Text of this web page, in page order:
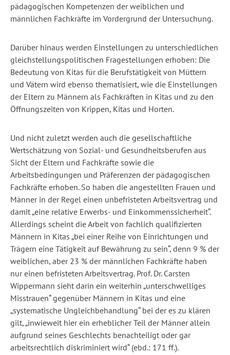
pädagogischen Kompetenzen der weiblichen und
männlichen Fachkräfte im Vordergrund der Untersuchung.
Darüber hinaus werden Einstellungen zu unterschiedlichen
gleichstellungspolitischen Fragestellungen erhoben: Die
Bedeutung von Kitas für die Berufstätigkeit von Müttern
und Vätern wird ebenso thematisiert, wie die Einstellungen
der Eltern zu Männern als Fachkräften in Kitas und zu den
Öffnungszeiten von Krippen, Kitas und Horten.
Und nicht zuletzt werden auch die gesellschaftliche
Wertschätzung von Sozial- und Gesundheitsberufen aus
Sicht der Eltern und Fachkräfte sowie die
Arbeitsbedingungen und Präferenzen der pädagogischen
Fachkräfte erhoben. So haben die angestellten Frauen und
Männer in der Regel einen unbefristeten Arbeitsvertrag und
damit „eine relative Erwerbs- und Einkommenssicherheit“.
Allerdings scheint die Arbeit von fachlich qualifizierten
Männern in Kitas „bei einer Reihe von Einrichtungen und
Trägern eine Tätigkeit auf Bewährung zu sein“, denn 9 % der
weiblichen, aber 23 % der männlichen Fachkräfte haben
nur einen befristeten Arbeitsvertrag. Prof. Dr. Carsten
Wippermann sieht darin ein weiterhin „unterschwelliges
Misstrauen“ gegenüber Männern in Kitas und eine
„systematische Ungleichbehandlung“ bei der es zu klären
gilt, „inwieweit hier ein erheblicher Teil der Männer allein
aufgrund seines Geschlechts benachteiligt oder gar
arbeitsrechtlich diskriminiert wird“ (ebd.: 171 ff.).